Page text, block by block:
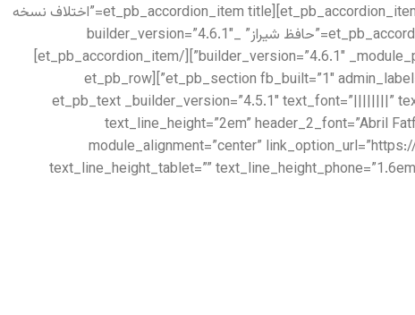
[/et_pb_accordion_item][et_pb_accordion_item title=”خانلری” _builder_version=”4.6.1″ _module_preset=”default”][/et_pb_accordion_item][et_pb_accordion_item title=”اختلاف نسخه
ها بر اساس تصحیح خانلری” _builder_version=”4.6.1″ _module_preset=”default”][/et_pb_accordion_item][et_pb_accordion_item title=”حافظ شیراز” _builder_version=”4.6.1″
_module_preset=”default”][/et_pb_accordion_item][et_pb_accordion_item title=”حافظ به سعی سایه” _builder_version=”4.6.1″ _module_preset=”default”][/et_pb_accordion_item]
[/et_pb_accordion][/et_pb_column][/et_pb_row][/et_pb_section][et_pb_section fb_built=”1″ admin_label=”Books” _builder_version=”3.26.4″ collapsed=”on”][et_pb_row
_builder_version=”3.26.4″ collapsed=”on”][et_pb_column type=”4_4″ _builder_version=”3.26.4″][et_pb_text
text_line_height=”2em” header_2_font=”Abril
module_alignment=”center”
text_line_height_tablet=””